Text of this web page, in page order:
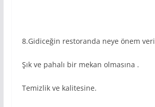
8.Gidiceğin restoranda neye önem
Şık ve pahalı bir mekan olmasına .
Temizlik ve kalitesine.